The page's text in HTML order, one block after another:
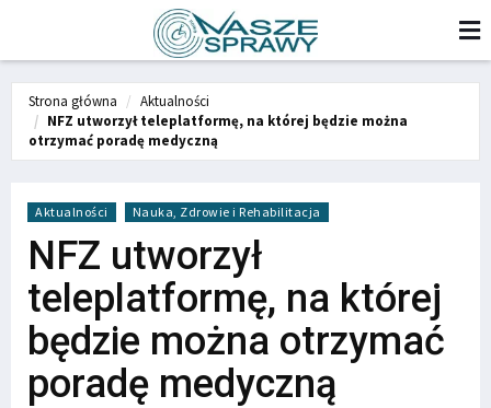
Strona główna
Aktualności
NFZ utworzył teleplatformę, na której będzie można
otrzymać poradę medyczną
Aktualności Nauka, Zdrowie i Rehabilitacja
NFZ utworzył
teleplatformę, na której
będzie można otrzymać
poradę medyczną